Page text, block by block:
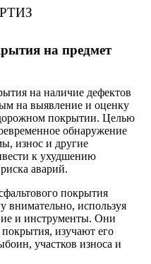
на предмет
на наличие дефектов
на выявление и оценку
покрытии. Целью
обнаружение
износ и другие
к ухудшению
аварий.
покрытия
внимательно, используя
и инструменты. Они
изучают его
участков износа и